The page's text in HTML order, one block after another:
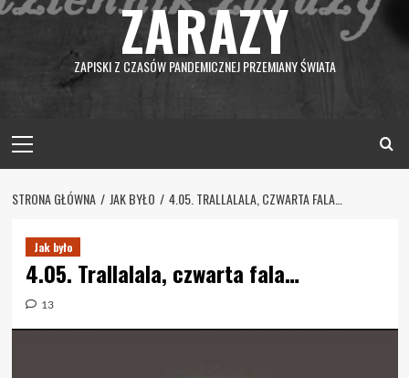
ZARAZY
ZAPISKI Z CZASÓW PANDEMICZNEJ PRZEMIANY ŚWIATA
Menu
STRONA GŁÓWNA JAK BYŁO 4.05. TRALLALALA, CZWARTA FALA…
Jak było
4.05. Trallalala, czwarta fala…
13